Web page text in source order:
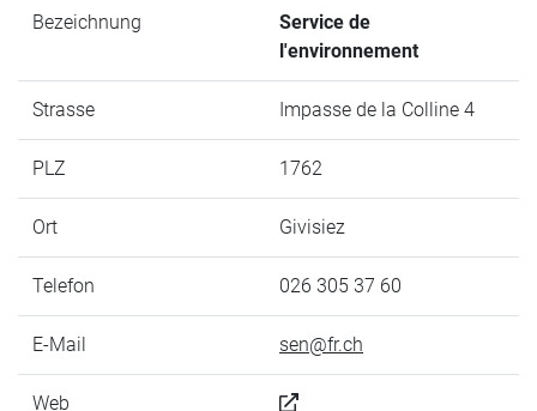
Bezeichnung
Service de
l'environnement
Strasse Impasse de la Colline 4
PLZ 1762
Ort Givisiez
Telefon 026 305 37 60
E-Mail sen@fr.ch
Web